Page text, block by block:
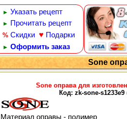
► Указать рецепт
► Прочитать рецепт
% Скидки ♥ Подарки
► Оформить заказ
Sone
Sone оправа для
Код: zk-sone-s1233e9
Материал оправы - полимер